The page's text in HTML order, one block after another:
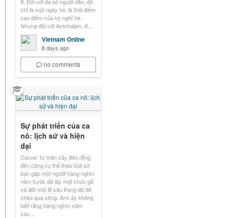
chỉ là một ngày hè, là thời điểm
cao điểm của kỳ nghỉ hè.
Nhưng đối với Azerbaijan, đ…
Vietnam Online
8 days ago
no comments
Sự phát triển của ca
nô: lịch sử và hiện
đại
Canoe: từ thân cây đẽo rỗng
đến công cụ thể thao Giả sử
bạn gặp một người hàng nghìn
năm trước đã lấy một khúc gỗ
và đốt một lỗ sâu trong đó để
chèo qua sông. Anh ấy không
biết rằng hàng nghìn năm
sau…